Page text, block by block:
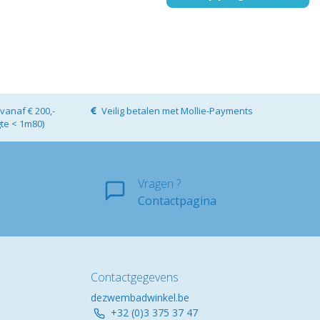
€ 200,-
< 1m80)
Veilig betalen met Mollie-Payments
Vragen ?
Contactpagina
Contactgegevens
dezwembadwinkel.be
+32 (0)3 375 37 47